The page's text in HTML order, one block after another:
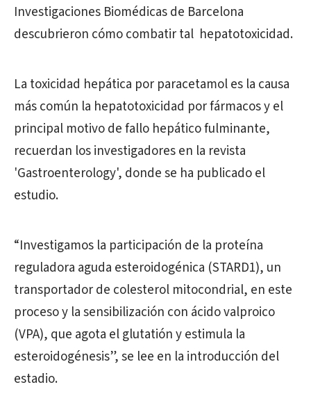
Investigaciones Biomédicas de Barcelona
descubrieron cómo combatir tal hepatotoxicidad.
La toxicidad hepática por paracetamol es la causa
más común la hepatotoxicidad por fármacos y el
principal motivo de fallo hepático fulminante,
recuerdan los investigadores en la revista
'Gastroenterology', donde se ha publicado el
estudio.
“Investigamos la participación de la proteína
reguladora aguda esteroidogénica (STARD1), un
transportador de colesterol mitocondrial, en este
proceso y la sensibilización con ácido valproico
(VPA), que agota el glutatión y estimula la
esteroidogénesis”, se lee en la introducción del
estadio.